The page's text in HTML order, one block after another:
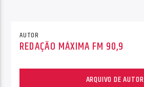
AUTOR
REDAÇÃO MÁXIMA FM 90,9
ARQUIVO DE AUTOR